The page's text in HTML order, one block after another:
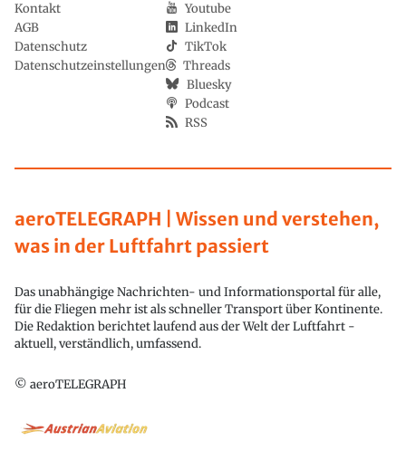
aeroTELEGRAPH | Wissen und verstehen,
was in der Luftfahrt passiert
Das unabhängige Nachrichten- und Informationsportal für alle,
für die Fliegen mehr ist als schneller Transport über Kontinente.
Die Redaktion berichtet laufend aus der Welt der Luftfahrt -
aktuell, verständlich, umfassend.
© aeroTELEGRAPH
Kontakt
AGB
Datenschutz
Datenschutzeinstellungen
Youtube
LinkedIn
TikTok
Threads
Bluesky
Podcast
RSS